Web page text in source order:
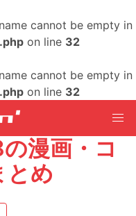
cannot be empty in
on line 32
cannot be empty in
on line 32
漫画・コ
とめ